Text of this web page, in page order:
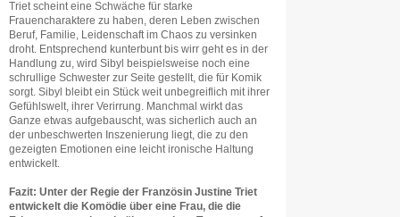
Triet scheint eine Schwäche für starke
Frauencharaktere zu haben, deren Leben zwischen
Beruf, Familie, Leidenschaft im Chaos zu versinken
droht. Entsprechend kunterbunt bis wirr geht es in der
Handlung zu, wird Sibyl beispielsweise noch eine
schrullige Schwester zur Seite gestellt, die für Komik
sorgt. Sibyl bleibt ein Stück weit unbegreiflich mit ihrer
Gefühlswelt, ihrer Verirrung. Manchmal wirkt das
Ganze etwas aufgebauscht, was sicherlich auch an
der unbeschwerten Inszenierung liegt, die zu den
gezeigten Emotionen eine leicht ironische Haltung
entwickelt.
Fazit: Unter der Regie der Französin Justine Triet
entwickelt die Komödie über eine Frau, die die